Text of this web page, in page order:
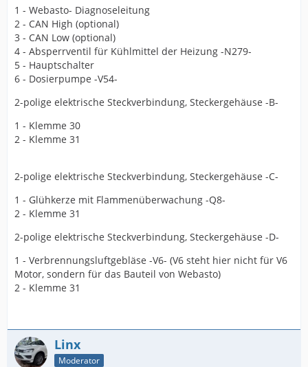
1 - Webasto- Diagnoseleitung
2 - CAN High (optional)
3 - CAN Low (optional)
4 - Absperrventil für Kühlmittel der Heizung -N279-
5 - Hauptschalter
6 - Dosierpumpe -V54-
2-polige elektrische Steckverbindung, Steckergehäuse -B-
1 - Klemme 30
2 - Klemme 31
2-polige elektrische Steckverbindung, Steckergehäuse -C-
1 - Glühkerze mit Flammenüberwachung -Q8-
2 - Klemme 31
2-polige elektrische Steckverbindung, Steckergehäuse -D-
1 - Verbrennungsluftgebläse -V6- (V6 steht hier nicht für V6
Motor, sondern für das Bauteil von Webasto)
2 - Klemme 31
Linx
Moderator